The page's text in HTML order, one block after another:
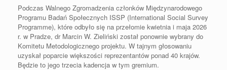
Podczas Walnego Zgromadzenia członków Międzynarodowego
Programu Badań Społecznych ISSP (International Social Survey
Programme), które odbyło się na przełomie kwietnia i maja 2026
r. w Pradze, dr Marcin W. Zieliński został ponownie wybrany do
Komitetu Metodologicznego projektu. W tajnym głosowaniu
uzyskał poparcie większości reprezentantów ponad 40 krajów.
Będzie to jego trzecia kadencja w tym gremium.